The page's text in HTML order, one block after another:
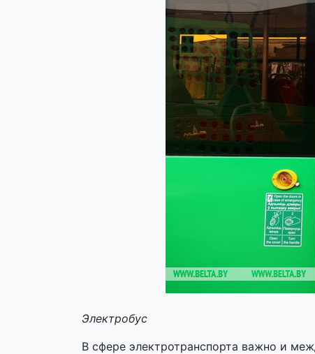
Электробус
В сфере электротранспорта важно и